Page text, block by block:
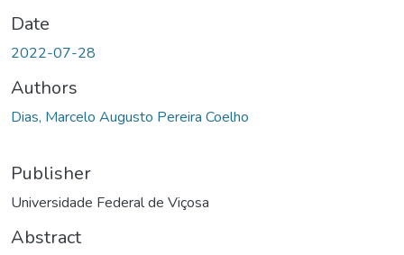
Date
2022-07-28
Authors
Dias, Marcelo Augusto Pereira Coelho
Publisher
Universidade Federal de Viçosa
Abstract